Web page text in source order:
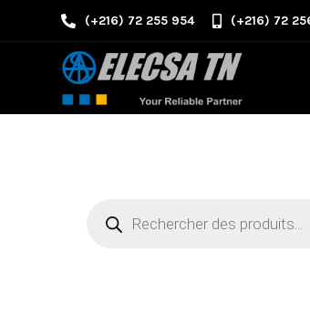
(+216) 72 255 954 (+216) 72